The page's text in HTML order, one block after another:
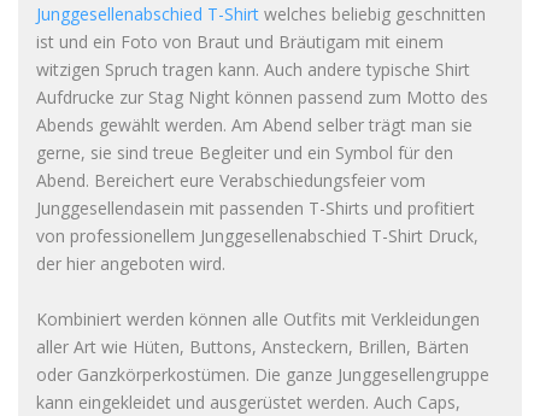
Junggesellenabschied T-Shirt welches beliebig geschnitten
ist und ein Foto von Braut und Bräutigam mit einem
witzigen Spruch tragen kann. Auch andere typische Shirt
Aufdrucke zur Stag Night können passend zum Motto des
Abends gewählt werden. Am Abend selber trägt man sie
gerne, sie sind treue Begleiter und ein Symbol für den
Abend. Bereichert eure Verabschiedungsfeier vom
Junggesellendasein mit passenden T-Shirts und profitiert
von professionellem Junggesellenabschied T-Shirt Druck,
der hier angeboten wird.
Kombiniert werden können alle Outfits mit Verkleidungen
aller Art wie Hüten, Buttons, Ansteckern, Brillen, Bärten
oder Ganzkörperkostümen. Die ganze Junggesellengruppe
kann eingekleidet und ausgerüstet werden. Auch Caps,